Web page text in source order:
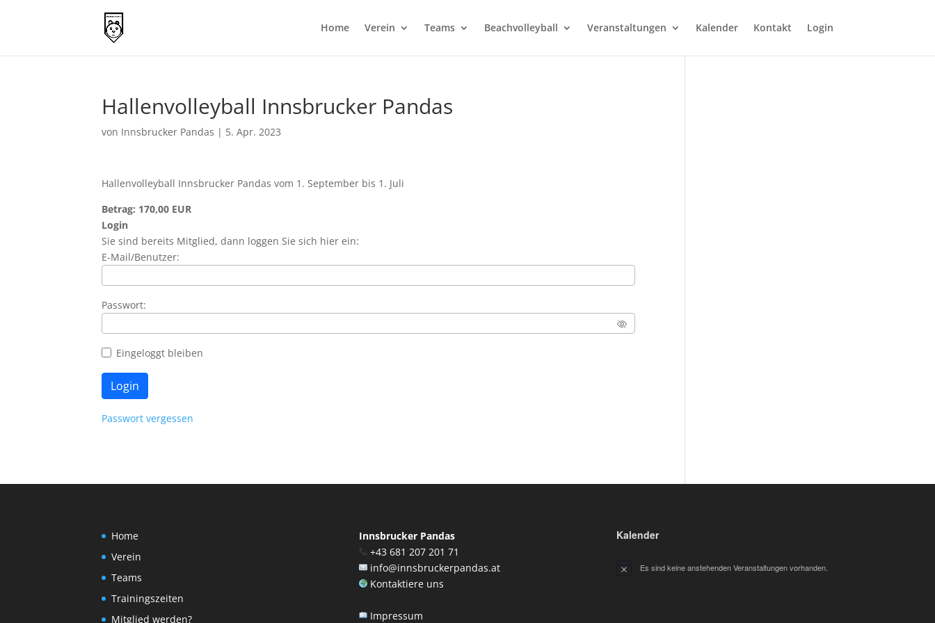
Home Verein Teams Beachvolleyball Veranstaltungen Kalender Kontakt Login
Hallenvolleyball Innsbrucker Pandas
von Innsbrucker Pandas | 5. Apr. 2023
Hallenvolleyball Innsbrucker Pandas vom 1. September bis 1. Juli
Betrag: 170,00 EUR
Login
Sie sind bereits Mitglied, dann loggen Sie sich hier ein:
E-Mail/Benutzer:
Passwort:
Eingeloggt bleiben
Passwort vergessen
Home
Verein
Teams
Trainingszeiten
Mitglied werden?
Innsbrucker Pandas
+43 681 207 201 71
info@innsbruckerpandas.at
Kontaktiere uns
Impressum
Kalender
HinweisEs sind keine anstehenden Veranstaltungen vorhanden.